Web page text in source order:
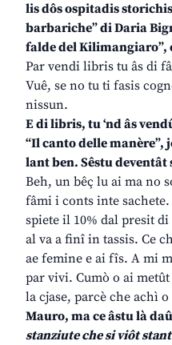
lis dôs ospitadis
barbariche” di Daria
falde del Kilimangiaro”,
Par vendi libris tu âs di
Vuê, se no tu ti fasis
nissun.
E di libris, tu ‘nd âs
“Il canto delle manère”,
lant ben. Sêstu deventât
Beh, un bêç lu ai ma no
fâmi i conts inte
spiete il 10% dal presit
al va a finî in tassis. Ce
ae femine e ai fîs. A mi
par vivi. Cumò o ai
la cjase, parcè che achì
Mauro, ma ce âstu là
stanziute che si viôt